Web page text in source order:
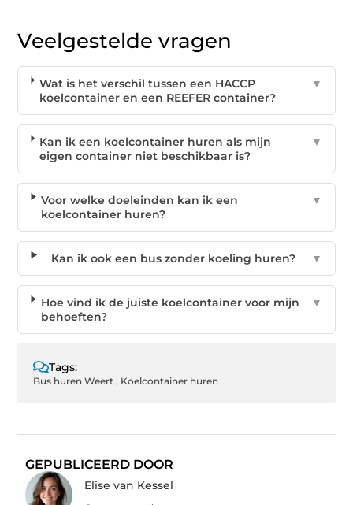
Veelgestelde vragen
Wat is het verschil tussen een HACCP
koelcontainer en een REEFER container?
▼
Kan ik een koelcontainer huren als mijn
eigen container niet beschikbaar is?
▼
Voor welke doeleinden kan ik een
koelcontainer huren?
▼
Kan ik ook een bus zonder koeling huren? ▼
Hoe vind ik de juiste koelcontainer voor mijn
behoeften?
▼
Tags:
Bus huren Weert , Koelcontainer huren
GEPUBLICEERD DOOR
Elise van Kessel